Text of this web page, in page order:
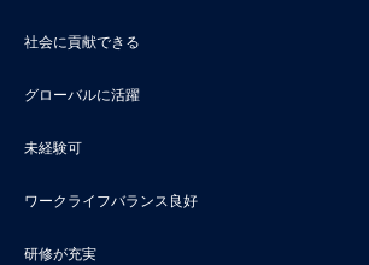
社会に貢献できる
グローバルに活躍
未経験可
ワークライフバランス良好
研修が充実